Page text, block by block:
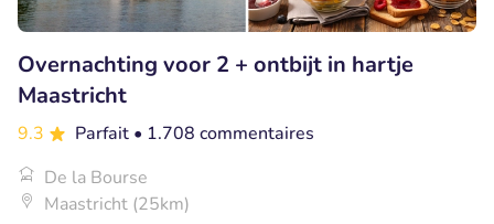
Overnachting voor 2 + ontbijt in hartje
Maastricht
9.3 Parfait • 1.708 commentaires
De la Bourse
Maastricht (25km)